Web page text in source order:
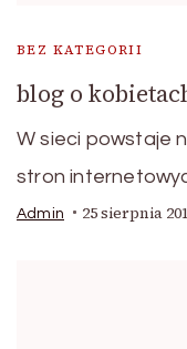
BEZ KATEGORII
blog o
W sieci powstaje
stron
Admin 25 sierpnia